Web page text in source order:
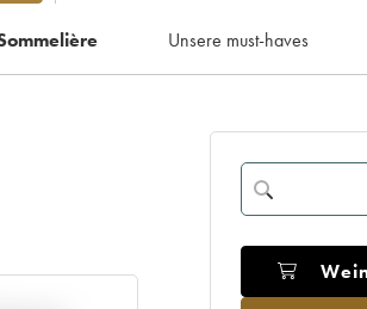
Unsere must-haves